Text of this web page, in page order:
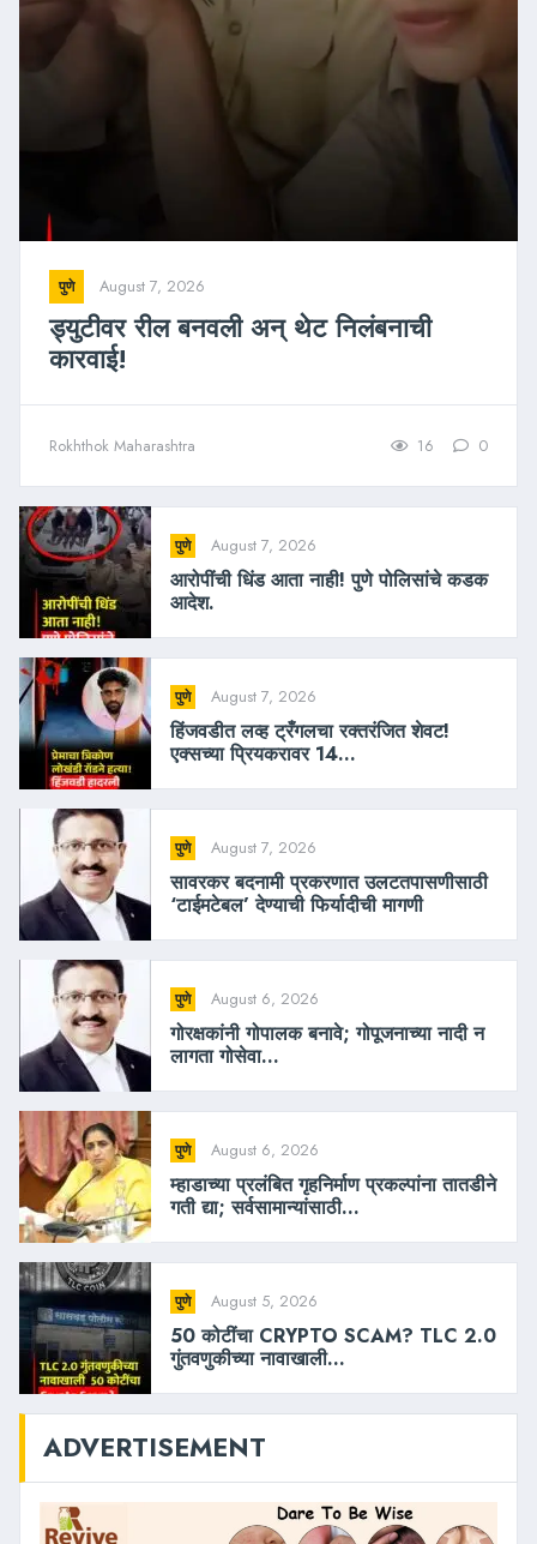
पुणे August 7, 2026
ड्युटीवर रील बनवली अन् थेट निलंबनाची
कारवाई!
Rokhthok Maharashtra 16 0
पुणे August 7, 2026
आरोपींची धिंड आता नाही! पुणे पोलिसांचे कडक
आदेश.
पुणे August 7, 2026
हिंजवडीत लव्ह ट्रँगलचा रक्तरंजित शेवट!
एक्सच्या प्रियकरावर 14...
पुणे August 7, 2026
सावरकर बदनामी प्रकरणात उलटतपासणीसाठी
‘टाईमटेबल’ देण्याची फिर्यादीची मागणी
पुणे August 6, 2026
गोरक्षकांनी गोपालक बनावे; गोपूजनाच्या नादी न
लागता गोसेवा...
पुणे August 6, 2026
म्हाडाच्या प्रलंबित गृहनिर्माण प्रकल्पांना तातडीने
गती द्या; सर्वसामान्यांसाठी...
पुणे August 5, 2026
50 कोटींचा CRYPTO SCAM? TLC 2.0
गुंतवणुकीच्या नावाखाली...
ADVERTISEMENT